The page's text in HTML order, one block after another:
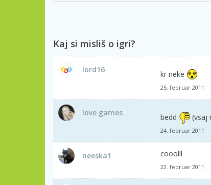
Kaj si misliš o igri?
lord16 kr neke
25. februar 2011
love games bedd (vsaj
24. februar 2011
neeska1 cooolll
22. februar 2011